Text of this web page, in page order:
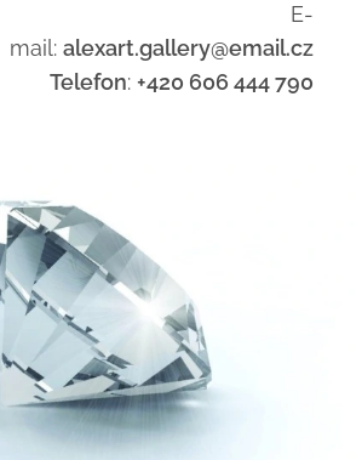
E-
mail: alexart.gallery@email.cz
Telefon: +420 606 444 790